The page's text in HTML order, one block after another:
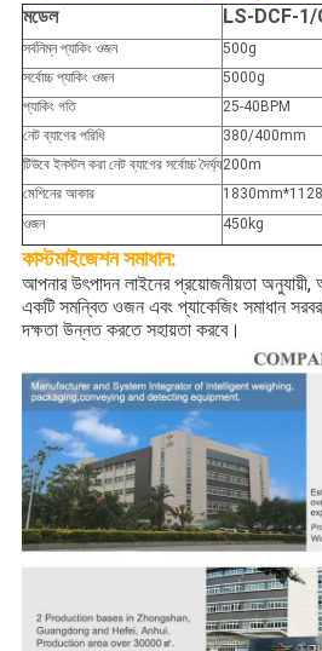
মডেল LS-DCF-1/
সর্বনিম্ন প্যাকিং ওজন
500g
সর্বোচ্চ প্যাকিং ওজন
5000g
প্যাকিং গতি
25-40BPM
নেট ব্যাগের পরিধি
380/400mm
টিউবে ইনস্টল করা নেট ব্যাগের সর্বোচ্চ দৈর্ঘ্য200m
মেশিনের আকার
ওজন
450kg
কাস্টমাইজেশনসমাধান:
আপনার উৎপাদন লাইনের প্রয়োজনীয়তা অনুযায়ী,
একটি সমন্বিত ওজন এবং প্যাকেজিং সমাধান
দক্ষতা উন্নত করতে সহায়তা করবে।